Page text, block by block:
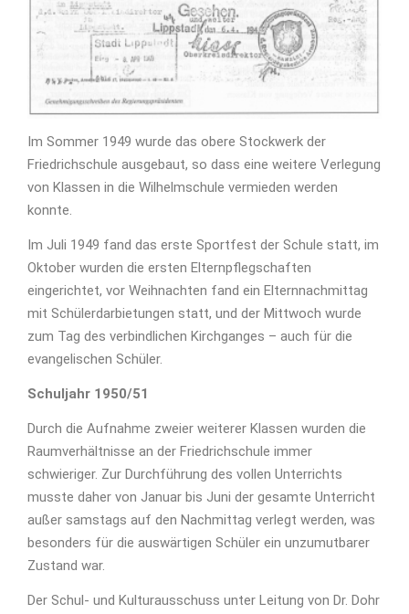
Im Sommer 1949 wurde das obere Stockwerk der
Friedrichschule ausgebaut, so dass eine weitere Verlegung
von Klassen in die Wilhelmschule vermieden werden
konnte.
Im Juli 1949 fand das erste Sportfest der Schule statt, im
Oktober wurden die ersten Elternpflegschaften
eingerichtet, vor Weihnachten fand ein Elternnachmittag
mit Schülerdarbietungen statt, und der Mittwoch wurde
zum Tag des verbindlichen Kirchganges – auch für die
evangelischen Schüler.
Schuljahr 1950/51
Durch die Aufnahme zweier weiterer Klassen wurden die
Raumverhältnisse an der Friedrichschule immer
schwieriger. Zur Durchführung des vollen Unterrichts
musste daher von Januar bis Juni der gesamte Unterricht
außer samstags auf den Nachmittag verlegt werden, was
besonders für die auswärtigen Schüler ein unzumutbarer
Zustand war.
Der Schul- und Kulturausschuss unter Leitung von Dr. Dohr